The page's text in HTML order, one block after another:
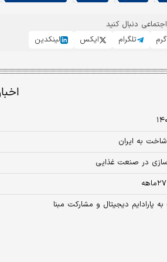
دنبال کنید
تلگرام ایکس لینکدین
به ایران
در صنعت غذایی
پارادایم دیجیتال و مشارکت مبنا